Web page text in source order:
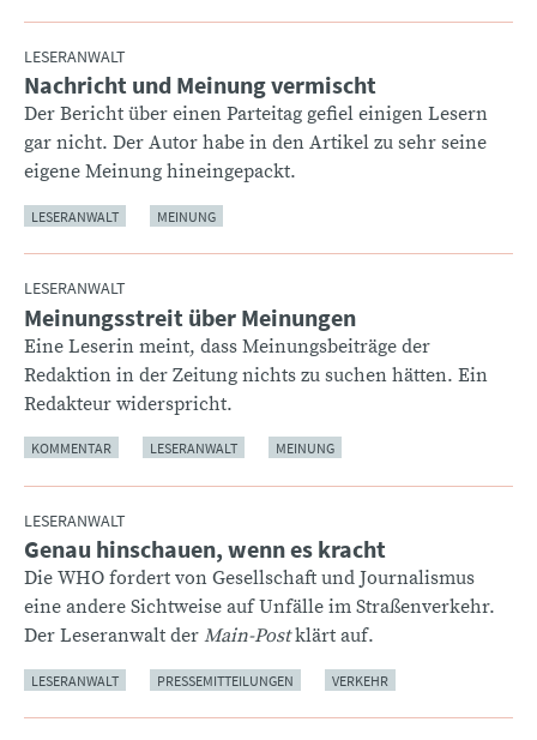
LESERANWALT
:Nachricht und Meinung vermischt
Der Bericht über einen Parteitag gefiel einigen Lesern
gar nicht. Der Autor habe in den Artikel zu sehr seine
eigene Meinung hineingepackt.
LESERANWALT MEINUNG
LESERANWALT
:Meinungsstreit über Meinungen
Eine Leserin meint, dass Meinungsbeiträge der
Redaktion in der Zeitung nichts zu suchen hätten. Ein
Redakteur widerspricht.
KOMMENTAR LESERANWALT MEINUNG
LESERANWALT
:Genau hinschauen, wenn es kracht
Die WHO fordert von Gesellschaft und Journalismus
eine andere Sichtweise auf Unfälle im Straßenverkehr.
Der Leseranwalt der Main-Postklärt auf.
LESERANWALT PRESSEMITTEILUNGEN VERKEHR